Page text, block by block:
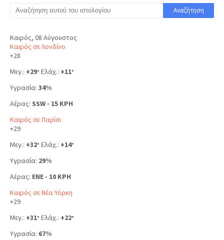
Καιρός, 08 Αύγουστος
Καιρός σε Λονδίνο
+28
Μεγ.: +29° Ελάχ.: +11°
Υγρασία: 34%
Αέρας: SSW - 15 KPH
Καιρός σε Παρίσι
+29
Μεγ.: +32° Ελάχ.: +14°
Υγρασία: 29%
Αέρας: ENE - 10 KPH
Καιρός σε Νέα Υόρκη
+29
Μεγ.: +31° Ελάχ.: +22°
Υγρασία: 67%